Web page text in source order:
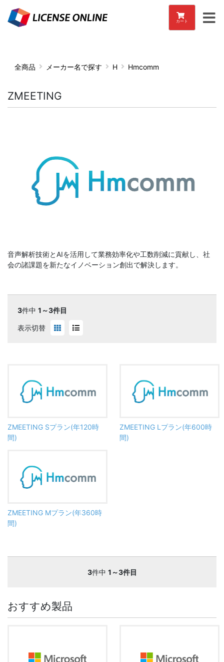
カート
全商品 メーカー名で探す H Hmcomm
ZMEETING
音声解析技術とAIを活用して業務効率化や工数削減に貢献し、社
会の諸課題を新たなイノベーション創出で解決します。
3件中 1～3件目
表示切替
ZMEETING Sプラン(年120時
間)
ZMEETING Lプラン(年600時
間)
ZMEETING Mプラン(年360時
間)
3件中 1～3件目
おすすめ製品